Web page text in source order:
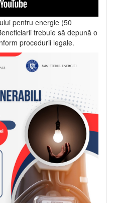
pentru energie (50
trebuie să depună o
procedurii legale.